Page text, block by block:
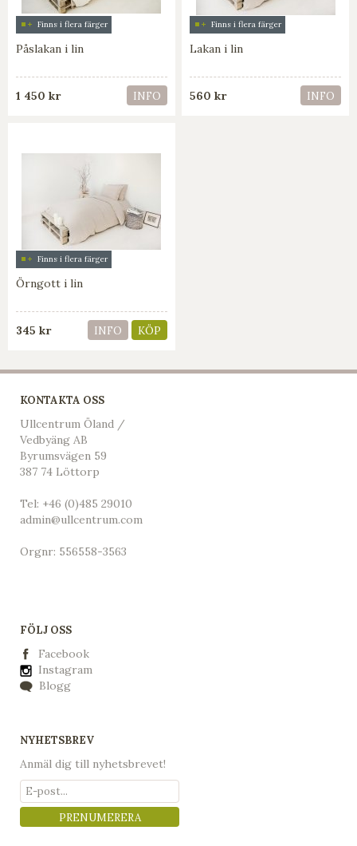
Finns i flera färger
Påslakan i lin
1 450 kr INFO
Finns i flera färger
Lakan i lin
560 kr INFO
Finns i flera färger
Örngott i lin
345 kr INFO KÖP
KONTAKTA OSS
Ullcentrum Öland /
Vedbyäng AB
Byrumsvägen 59
387 74 Löttorp
Tel: +46 (0)485 29010
admin@ullcentrum.com
Orgnr: 556558-3563
FÖLJ OSS
Facebook
Instagram
Blogg
NYHETSBREV
Anmäl dig till nyhetsbrevet!
PRENUMERERA